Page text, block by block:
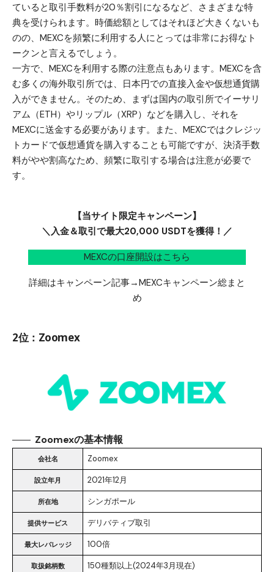
ていると取引手数料が20％割引になるなど、さまざまな特
典を受けられます。時価総額としてはそれほど大きくないも
のの、MEXCを頻繁に利用する人にとっては非常にお得なト
ークンと言えるでしょう。
一方で、MEXCを利用する際の注意点もあります。MEXCを含
む多くの海外取引所では、日本円での直接入金や仮想通貨購
入ができません。そのため、まずは国内の取引所でイーサリ
アム（ETH）やリップル（XRP）などを購入し、それを
MEXCに送金する必要があります。また、MEXCではクレジッ
トカードで仮想通貨を購入することも可能ですが、決済手数
料がやや割高なため、頻繁に取引する場合は注意が必要で
す。
【当サイト限定キャンペーン】
＼入金＆取引で最大20,000 USDTを獲得！／
MEXCの口座開設はこちら
詳細はキャンペーン記事→MEXCキャンペーン総まと
め
2位：Zoomex
Zoomexの基本情報
会社名 Zoomex
設立年月 2021年12月
所在地 シンガポール
提供サービス デリバティブ取引
最大レバレッジ 100倍
取扱銘柄数 150種類以上(2024年3月現在)